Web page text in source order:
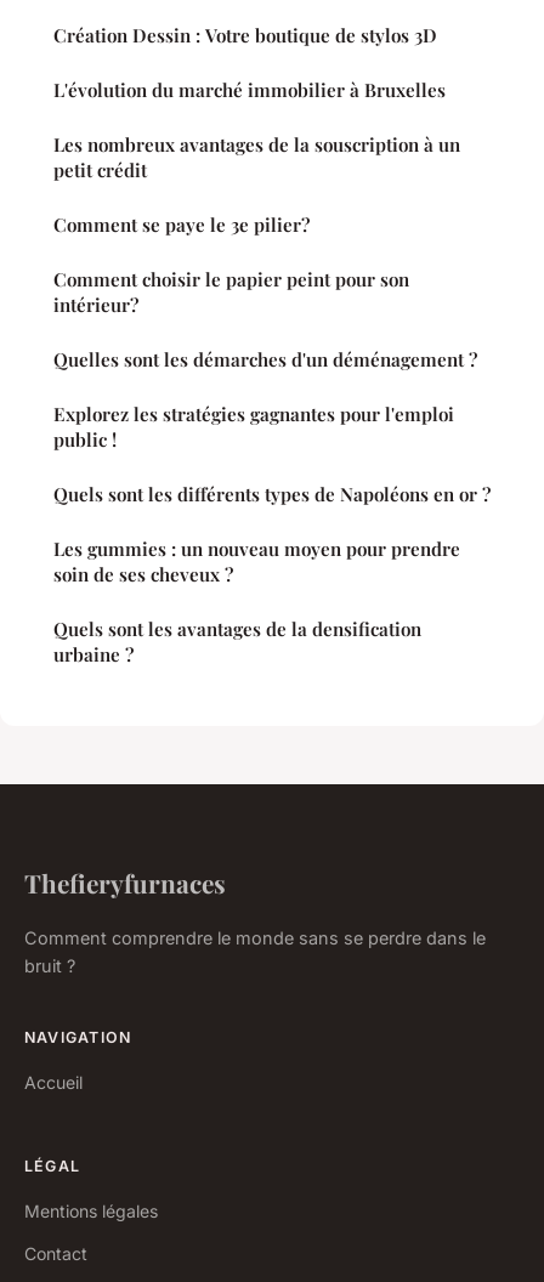
Création Dessin : Votre boutique de stylos 3D
L'évolution du marché immobilier à Bruxelles
Les nombreux avantages de la souscription à un
petit crédit
Comment se paye le 3e pilier?
Comment choisir le papier peint pour son
intérieur?
Quelles sont les démarches d'un déménagement ?
Explorez les stratégies gagnantes pour l'emploi
public !
Quels sont les différents types de Napoléons en or ?
Les gummies : un nouveau moyen pour prendre
soin de ses cheveux ?
Quels sont les avantages de la densification
urbaine ?
Thefieryfurnaces
Comment comprendre le monde sans se perdre dans le
bruit ?
NAVIGATION
Accueil
LÉGAL
Mentions légales
Contact